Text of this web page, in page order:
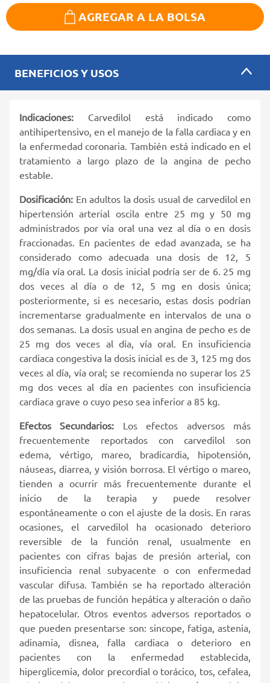
AGREGAR A LA BOLSA
BENEFICIOS Y USOS
Indicaciones: Carvedilol está indicado como
antihipertensivo, en el manejo de la falla cardiaca y en
la enfermedad coronaria. También está indicado en el
tratamiento a largo plazo de la angina de pecho
estable.
Dosificación: En adultos la dosis usual de carvedilol en
hipertensión arterial oscila entre 25 mg y 50 mg
administrados por vía oral una vez al día o en dosis
fraccionadas. En pacientes de edad avanzada, se ha
considerado como adecuada una dosis de 12, 5
mg/día vía oral. La dosis inicial podría ser de 6. 25 mg
dos veces al día o de 12, 5 mg en dosis única;
posteriormente, si es necesario, estas dosis podrían
incrementarse gradualmente en intervalos de una o
dos semanas. La dosis usual en angina de pecho es de
25 mg dos veces al día, vía oral. En insuficiencia
cardiaca congestiva la dosis inicial es de 3, 125 mg dos
veces al día, vía oral; se recomienda no superar los 25
mg dos veces al día en pacientes con insuficiencia
cardiaca grave o cuyo peso sea inferior a 85 kg.
Efectos Secundarios: Los efectos adversos más
frecuentemente reportados con carvedilol son
edema, vértigo, mareo, bradicardia, hipotensión,
náuseas, diarrea, y visión borrosa. El vértigo o mareo,
tienden a ocurrir más frecuentemente durante el
inicio de la terapia y puede resolver
espontáneamente o con el ajuste de la dosis. En raras
ocasiones, el carvedilol ha ocasionado deterioro
reversible de la función renal, usualmente en
pacientes con cifras bajas de presión arterial, con
insuficiencia renal subyacente o con enfermedad
vascular difusa. También se ha reportado alteración
de las pruebas de función hepática y alteración o daño
hepatocelular. Otros eventos adversos reportados o
que pueden presentarse son: sincope, fatiga, astenia,
adinamia, disnea, falla cardiaca o deterioro en
pacientes con la enfermedad establecida,
hiperglicemia, dolor precordial o torácico, tos, cefalea,